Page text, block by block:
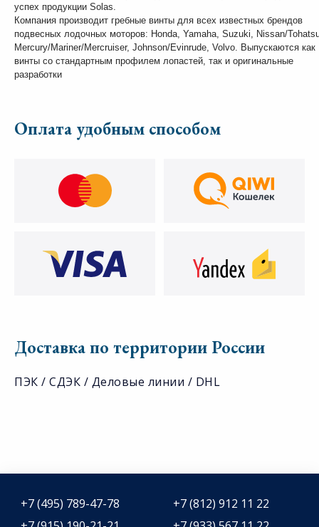
успех продукции Solas.
Компания производит гребные винты для всех известных брендов
подвесных лодочных моторов: Honda, Yamaha, Suzuki, Nissan/
Mercury/Mariner/Mercruiser, Johnson/Evinrude, Volvo. Выпускаются как
винты со стандартным профилем лопастей, так и оригинальные
разработки
Оплата удобным способом
Доставка по территории России
ПЭК / СДЭК / Деловые линии / DHL
+7 (495) 789-47-78
+7 (812) 912 11 22